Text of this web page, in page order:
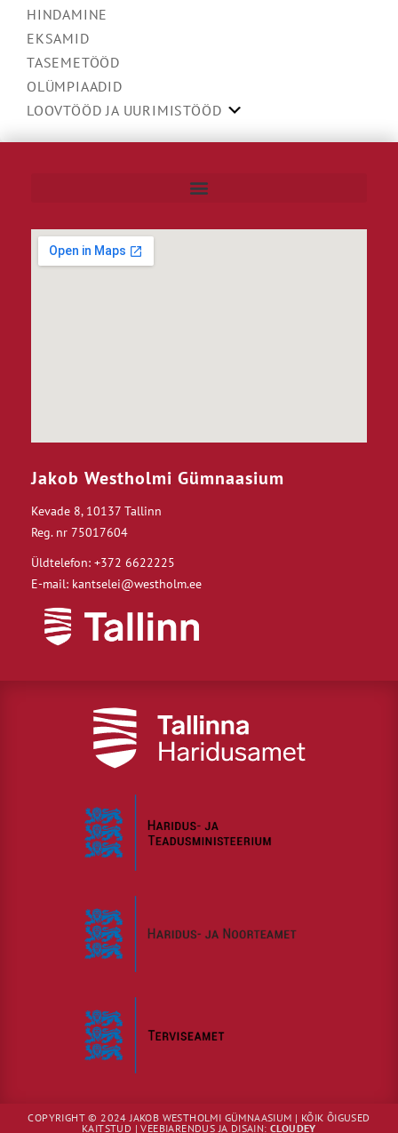
HINDAMINE
EKSAMID
TASEMETÖÖD
OLÜMPIAADID
LOOVTÖÖD JA UURIMISTÖÖD
Jakob Westholmi Gümnaasium
Kevade 8, 10137 Tallinn
Reg. nr 75017604
Üldtelefon: +372 6622225
E-mail: kantselei@westholm.ee
COPYRIGHT © 2024 JAKOB WESTHOLMI GÜMNAASIUM | KÕIK ÕIGUSED
KAITSTUD | VEEBIARENDUS JA DISAIN:CLOUDEY